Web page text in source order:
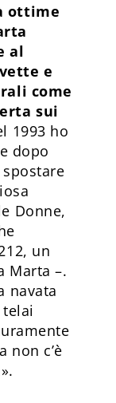
ottime
al
e
come
sui
1993 ho
dopo
Donne,
un
Marta –.
navata
non c’è